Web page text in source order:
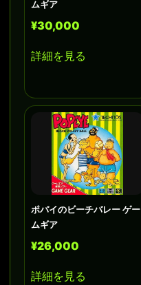
ムギア
¥30,000
詳細を見る
ポパイのビーチバレー ゲー
ムギア
¥26,000
詳細を見る